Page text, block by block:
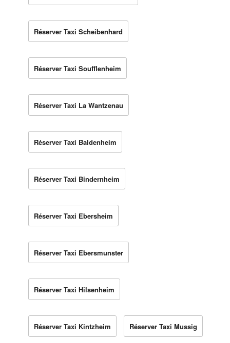
Réserver Taxi Scheibenhard
Réserver Taxi Soufflenheim
Réserver Taxi La Wantzenau
Réserver Taxi Baldenheim
Réserver Taxi Bindernheim
Réserver Taxi Ebersheim
Réserver Taxi Ebersmunster
Réserver Taxi Hilsenheim
Réserver Taxi Kintzheim Réserver Taxi Mussig